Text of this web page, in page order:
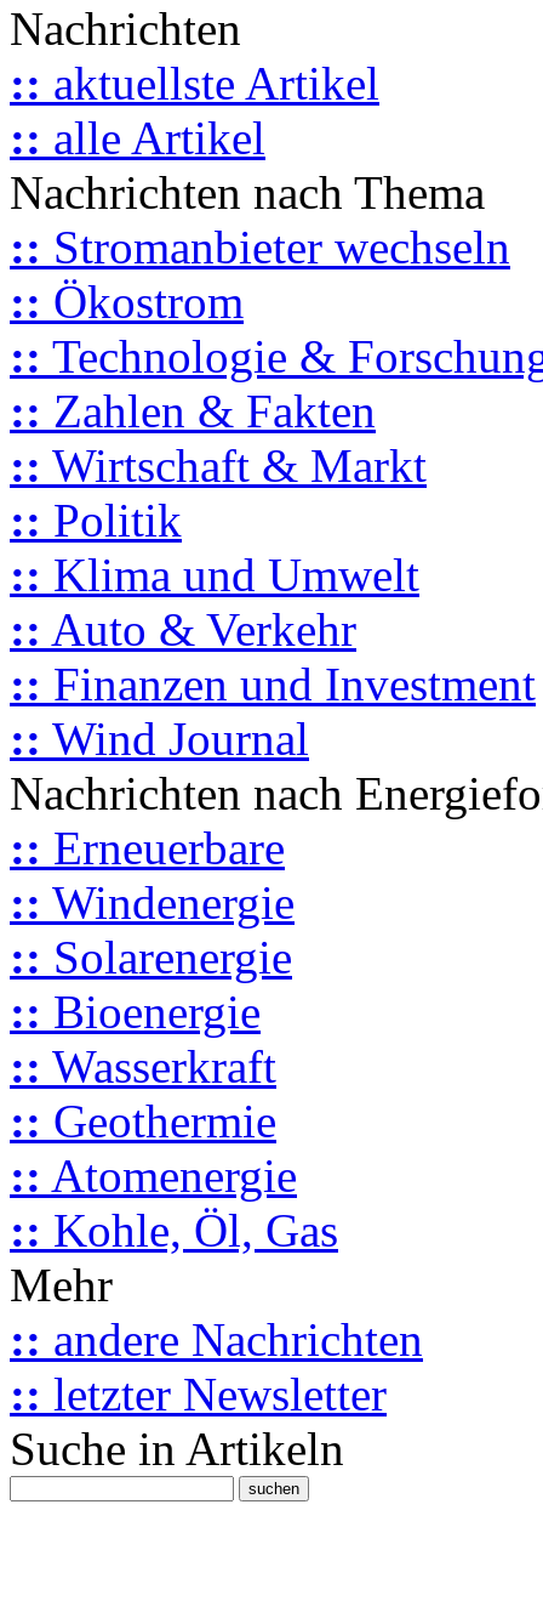
Nachrichten
:: aktuellste Artikel
:: alle Artikel
Nachrichten nach Thema
:: Stromanbieter wechseln
:: Ökostrom
:: Technologie &
:: Zahlen & Fakten
:: Wirtschaft & Markt
:: Politik
:: Klima und Umwelt
:: Auto & Verkehr
:: Finanzen und Investment
:: Wind Journal
Nachrichten nach
:: Erneuerbare
:: Windenergie
:: Solarenergie
:: Bioenergie
:: Wasserkraft
:: Geothermie
:: Atomenergie
:: Kohle, Öl, Gas
Mehr
:: andere Nachrichten
:: letzter Newsletter
Suche in Artikeln